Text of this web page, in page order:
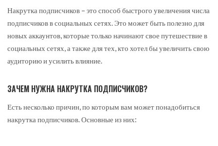
Накрутка подписчиков – это способ быстрого увеличения числа
подписчиков в социальных сетях. Это может быть полезно для
новых аккаунтов, которые только начинают свое путешествие в
социальных сетях, а также для тех, кто хотел бы увеличить свою
аудиторию и усилить влияние.
ЗАЧЕМ НУЖНА НАКРУТКА ПОДПИСЧИКОВ?
Есть несколько причин, по которым вам может понадобиться
накрутка подписчиков. Основные из них: